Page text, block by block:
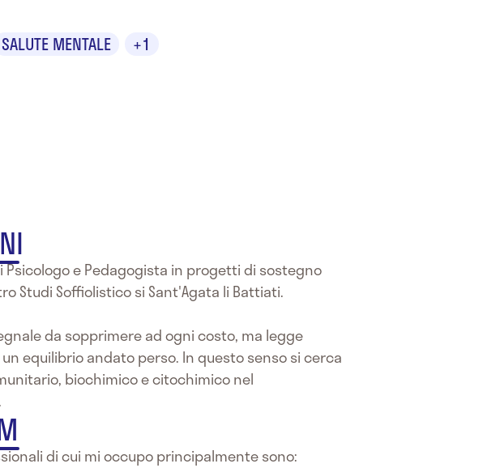
SALUTE MENTALE +1
Psicologo e Pedagogista in progetti di sostegno
Studi Soffiolistico si Sant'Agata li Battiati.
da sopprimere ad ogni costo, ma legge
equilibrio andato perso. In questo senso si cerca
biochimico e citochimico nel
di cui mi occupo principalmente sono: